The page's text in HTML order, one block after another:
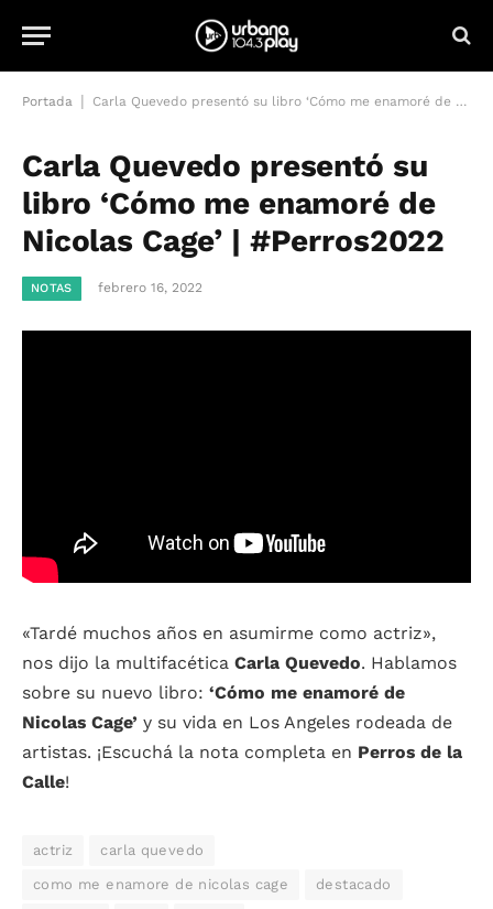
Portada Carla Quevedo presentó su libro ‘Cómo me enamoré de Nicolas Cage’ | #Perros2022
Carla Quevedo presentó su
libro ‘Cómo me enamoré de
Nicolas Cage’ | #Perros2022
NOTAS febrero 16, 2022
«Tardé muchos años en asumirme como actriz»,
nos dijo la multifacética Carla Quevedo. Hablamos
sobre su nuevo libro: ‘Cómo me enamoré de
Nicolas Cage’ y su vida en Los Angeles rodeada de
artistas. ¡Escuchá la nota completa en Perros de la
Calle!
actriz carla quevedo
como me enamore de nicolas cage destacado